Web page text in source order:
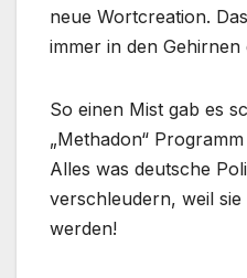
neue Wortcreation.
immer in den
So einen Mist gab es
„Methadon“
Alles was deutsche
verschleudern, weil
werden!